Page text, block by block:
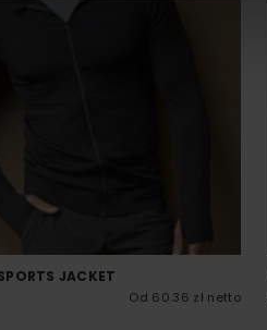
JACKET
Od 60.36 zł netto